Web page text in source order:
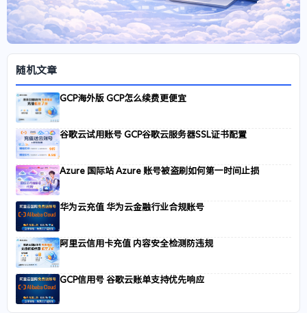
随机文章
GCP海外版 GCP怎么续费更便宜
谷歌云试用账号 GCP谷歌云服务器SSL证书配置
Azure 国际站 Azure 账号被盗刷如何第一时间止损
华为云充值 华为云金融行业合规账号
阿里云信用卡充值 内容安全检测防违规
GCP信用号 谷歌云账单支持优先响应